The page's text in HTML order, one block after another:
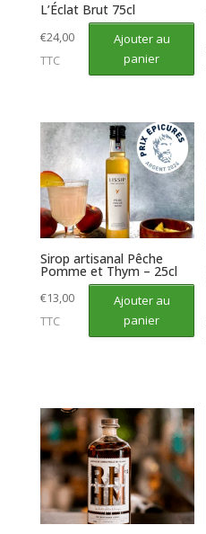
L’Éclat Brut 75cl
€24,00
TTC
Ajouter au
panier
Sirop artisanal Pêche
Pomme et Thym – 25cl
€13,00
TTC
Ajouter au
panier